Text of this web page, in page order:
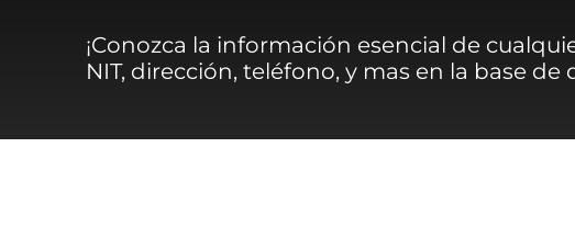
¡Conozca la información esencial de
NIT, dirección, teléfono, y mas en la base